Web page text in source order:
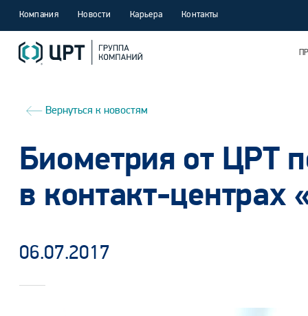
Компания Новости Карьера Контакты
Вернуться к новостям
Биометрия от ЦРТ
в контакт-центрах
06.07.2017